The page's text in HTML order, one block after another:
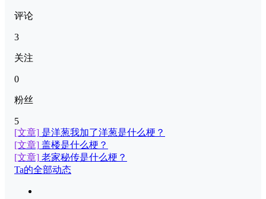
评论
3
关注
0
粉丝
5
[文章] 是洋葱我加了洋葱是什么梗？
[文章] 盖楼是什么梗？
[文章] 老家秘传是什么梗？
Ta的全部动态